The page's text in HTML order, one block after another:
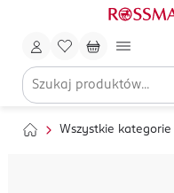
Wszystkie kategorie